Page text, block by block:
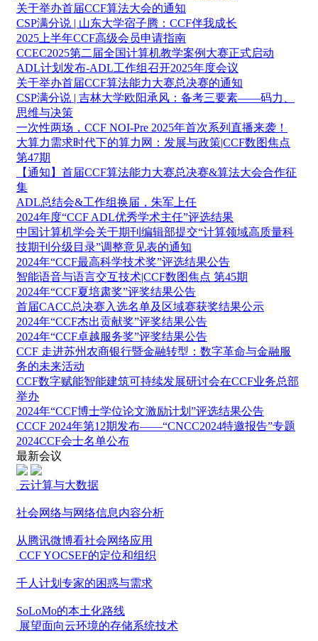
关于举办首届CCF算法大会的通知
CSP满分说 | 山东大学宿子腾：CCF伴我成长
2025上半年CCF高级会员申请指南
CCEC2025第二届全国计算机教学案例大赛正式启动
ADL计划发布-ADL工作组召开2025年度会议
关于举办首届CCF算法能力大赛总决赛的通知
CSP满分说 | 吉林大学欧阳承风：备考三要素——码力、
思维与决策
一次性两场，CCF NOI-Pre 2025年首次系列直播来袭！
大算力需求时代下的算力网：发展与政策|CCF数图焦点
第47期
【通知】首届CCF算法能力大赛总决赛&算法大会合作征
集
ADL总结会&工作组换届，朱军上任
2024年度“CCF ADL优秀学术主任”评选结果
中国计算机学会关于期刊编辑部提交“计算领域高质量科
技期刊分级目录”调整意见表的通知
2024年“CCF最高科学技术奖”评选结果公告
智能语音与语言交互技术|CCF数图焦点 第45期
2024年“CCF夏培肃奖”评奖结果公告
首届CACC总决赛入选名单及区域赛获奖结果公示
2024年“CCF杰出贡献奖”评奖结果公告
2024年“CCF卓越服务奖”评奖结果公告
CCF 走进苏州农商银行暨金融转型：数字革命与金融服
务的未来活动
CCF数字赋能智能建筑可持续发展研讨会在CCF业务总部
举办
2024年“CCF博士学位论文激励计划”评选结果公告
CCCF 2024年第12期发布——“CNCC2024特邀报告”专题
2024CCF会士名单公布
最新会议
云计算与大数据
社会网络与网络信息内容分析
从腾讯微博看社会网络应用
CCF YOCSEF的定位和组织
千人计划专家的困惑与需求
SoLoMo的本土化路线
展望面向云环境的存储系统技术